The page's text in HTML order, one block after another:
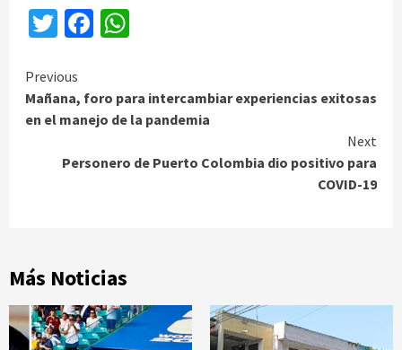
TwitterFacebook
Continue
Reading
Previous
Mañana, foro para intercambiar experiencias exitosas
en el manejo de la pandemia
Next
Personero de Puerto Colombia dio positivo para
COVID-19
Más Noticias